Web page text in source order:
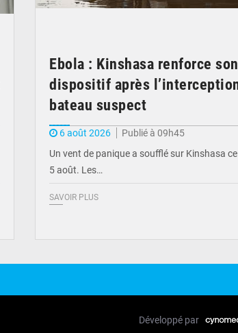
Ebola : Kinshasa renforce son
dispositif après
bateau suspect
6 août 2026
Publié à 09h45
Un vent de panique a soufflé sur Kinshasa
5 août. Les…
SAVOIR PLUS
Développé par